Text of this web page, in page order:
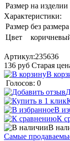
Размер на изделии
Характеристики:
Размер без размера
Цвет
Артикул:235636
136 руб Старая
В
Голосов: 0
В
К
В
Самые